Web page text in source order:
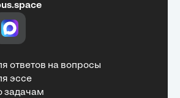
недорого, качественно,
•27 мая, 2025
Хаб — очень экономит
Рекомендую ...
ответов на вопросы
эссе
задачам